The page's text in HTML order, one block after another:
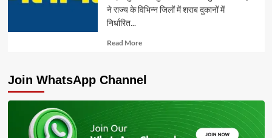
ने राज्य के विभिन्न जिलों में शराब दुकानों में
निर्धारित...
Read MoreRead
Join WhatsApp Channel